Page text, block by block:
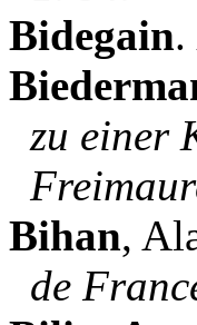
Bidegain.
zu einer
Bihan,
de